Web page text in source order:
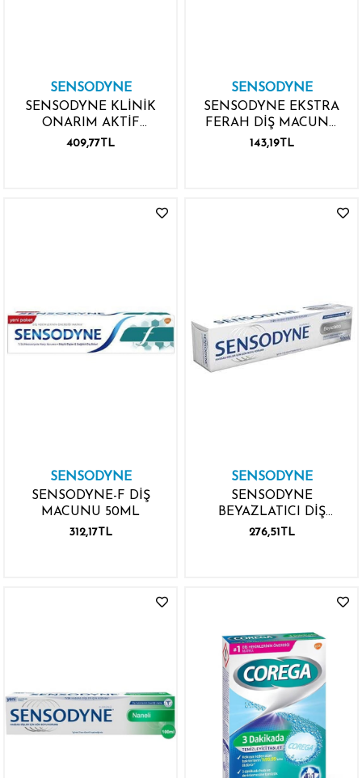
SENSODYNE
SENSODYNE KLİNİK
ONARIM AKTİF
BEYAZLIK 75ML
409,77TL
SENSODYNE
SENSODYNE EKSTRA
FERAH DİŞ MACUNU
100ML
143,19TL
SENSODYNE
SENSODYNE-F DİŞ
MACUNU 50ML
312,17TL
SENSODYNE
SENSODYNE
BEYAZLATICI DİŞ
MACUNU 50ML
276,51TL